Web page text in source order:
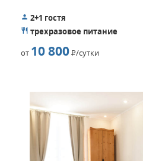
2+1 гостя
трехразовое питание
от 10 800Р/сутки